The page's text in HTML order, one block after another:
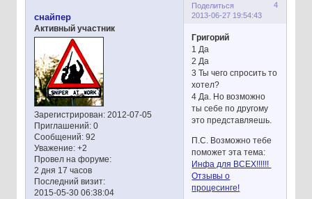
Поделиться
4
2013-06-27 19:54:43
снайпер
Активный участник
Зарегистрирован: 2012-07-05
Приглашений:0
Сообщений:92
Уважение: +2
Провел на форуме:
2 дня 17 часов
Последний визит:
2015-05-30 06:38:04
Григорий
1 Да
2 Да
3 Ты чего спросить то
хотел?
4 Да. Но возможно
ты себе по другому
это представляешь.
П.С. Возможно тебе
поможет эта тема:
Инфа для ВСЕХ!!!!!!
Отзывы о
процесинге!